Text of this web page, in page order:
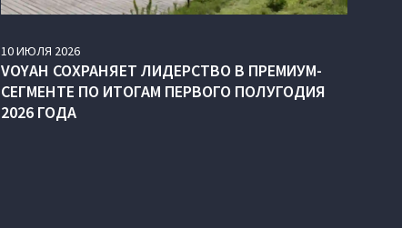
10ИЮЛЯ 2026
VOYAH СОХРАНЯЕТ ЛИДЕРСТВО В ПРЕМИУМ-
СЕГМЕНТЕ ПО ИТОГАМ ПЕРВОГО ПОЛУГОДИЯ
2026 ГОДА